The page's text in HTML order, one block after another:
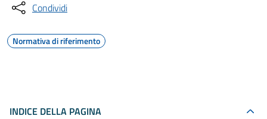
Condividi
Normativa di riferimento
INDICE DELLA PAGINA